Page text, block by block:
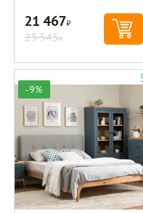
21 467Р
23 545Р
-9%